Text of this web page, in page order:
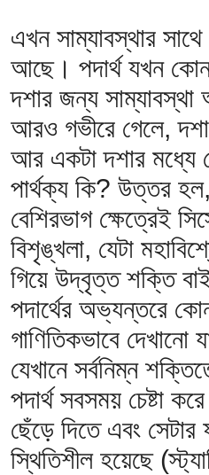
এখন সাম্যাবস্থার
আছে। পদার্থ যখন
দশার জন্য
আরও গভীরে গেলে, দশা
আর একটা দশার মধ্যে
পার্থক্য কি? উত্তর
বেশিরভাগ ক্ষেত্রেই
বিশৃঙ্খলা, যেটা
গিয়ে উদ্বৃত্ত শক্তি
পদার্থের অভ্যন্তরে
গাণিতিকভাবে
যেখানে সর্বনিম্ন
পদার্থ সবসময় চেষ্টা
ছেঁড়ে দিতে এবং
স্থিতিশীল হয়েছে